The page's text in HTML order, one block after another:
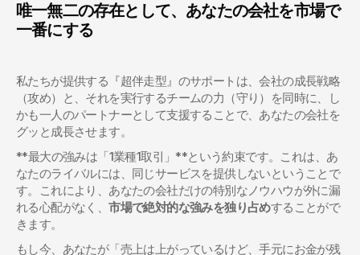
唯一無二の存在として、あなたの会社を市場で
一番にする
私たちが提供する『超伴走型』のサポートは、会社の成長戦略
（攻め）と、それを実行するチームの力（守り）を同時に、し
かも一人のパートナーとして支援することで、あなたの会社を
グッと成長させます。
**最大の強みは「1業種1取引」**という約束です。これは、あ
なたのライバルには、同じサービスを提供しないということで
す。これにより、あなたの会社だけの特別なノウハウが外に漏
れる心配がなく、市場で絶対的な強みを独り占めすることがで
きます。
もし今、あなたが「売上は上がっているけど、手元にお金が残